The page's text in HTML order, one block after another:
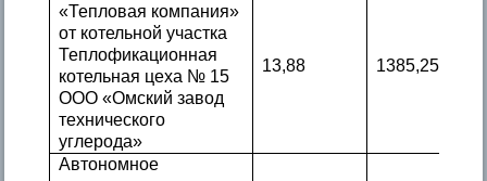
«Тепловая компания»
от котельной участка
Теплофикационная
котельная цеха № 15
ООО «Омский завод
технического
углерода»
13,88 1385,25
Автономное